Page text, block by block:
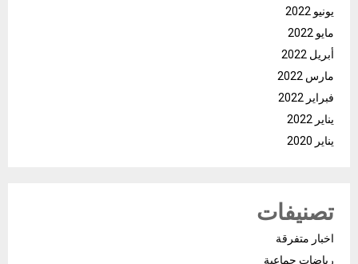
يونيو 2022
مايو 2022
أبريل 2022
مارس 2022
فبراير 2022
يناير 2022
يناير 2020
تصنيفات
اخبار متفرقة
رياضات جماعية